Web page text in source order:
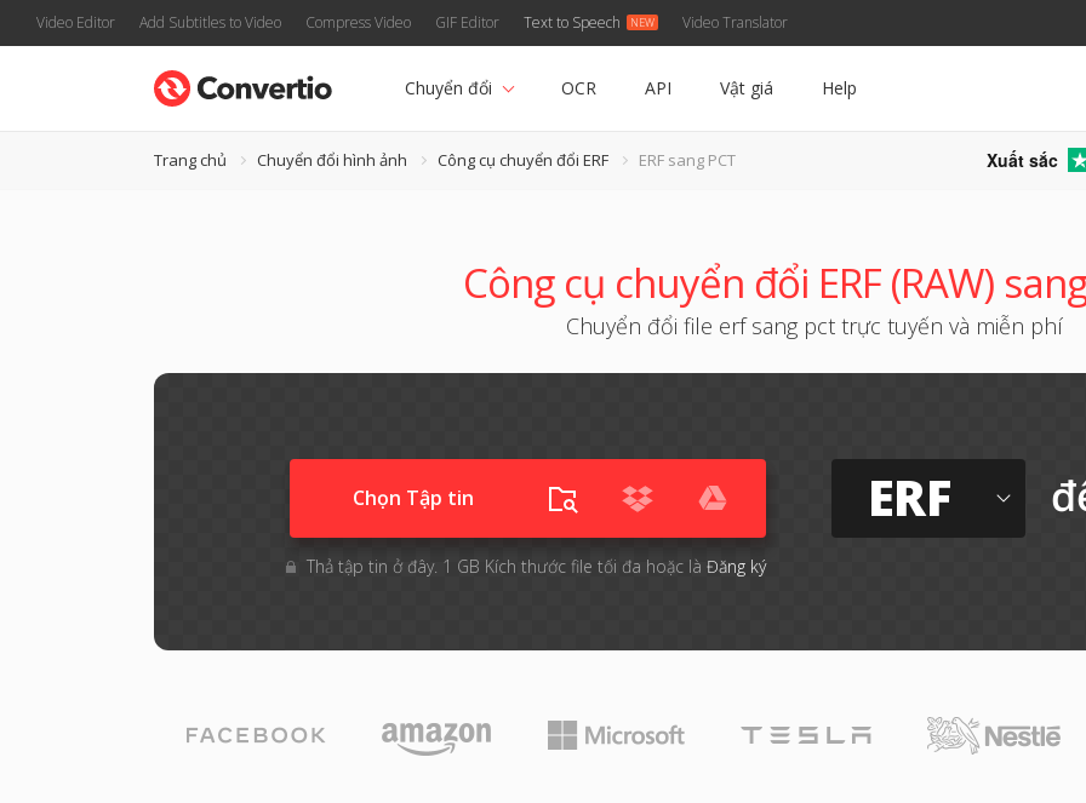
Video Editor Add Subtitles to Video Compress Video GIF Editor Text to Speech Video Translator
Chuyển đổi OCR API Vật giá Help
Trang chủ Chuyển đổi hình ảnh Công cụ chuyển đổi ERF ERF sang PCT Xuất sắc
Công cụ chuyển đổi ERF (RAW)
Chuyển đổi file erf sang pct trực tuyến và miễn phí
Chọn Tập tin
Thả tập tin ở đây. 1 GB Kích thước file tối đa hoặc là Đăng ký
ERF